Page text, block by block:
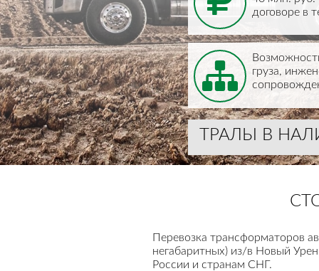
договоре в
груза,
ТРАЛЫ В
Перевозка трансформаторов
негабаритных) из/в Новый
России и странам СНГ.